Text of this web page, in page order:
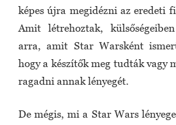
képes újra megidézni az eredeti
Amit létrehoztak,
arra, amit Star Warsként
hogy a készítők meg tudták vagy
ragadni annak lényegét.
De mégis, mi a Star Wars